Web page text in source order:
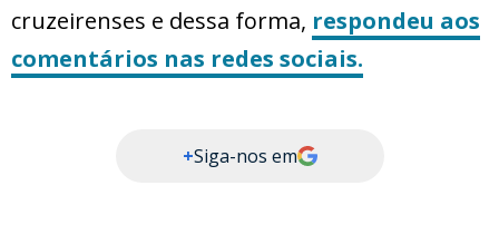
cruzeirenses e dessa forma, respondeu aos
comentários nas redes sociais.
+Siga-nos em